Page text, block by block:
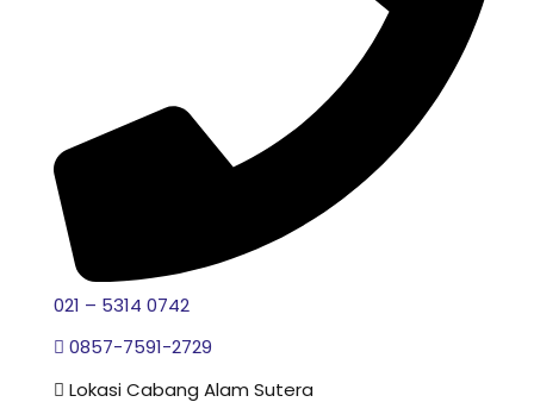
021 – 5314 0742
0857-7591-2729
Lokasi Cabang Alam Sutera